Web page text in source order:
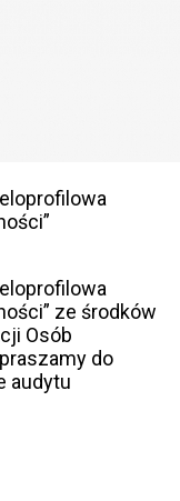
ze środków
Osób
do
audytu